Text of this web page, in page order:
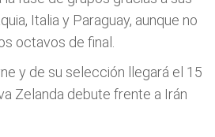
Italia y Paraguay, aunque no
octavos de final.
y de su selección llegará el 15
Zelanda debute frente a Irán